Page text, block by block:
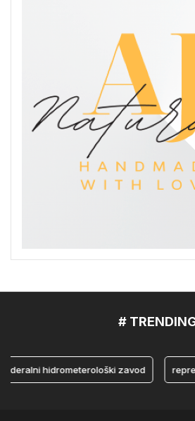
#
hidrometerološki zavod